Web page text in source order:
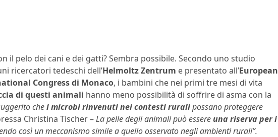
il pelo dei cani e dei gatti? Sembra possibile. Secondo uno studio
ricercatori tedeschi dell’Helmoltz Zentrum e presentato all’European
Congress di Monaco, i bambini che nei primi tre mesi di vita
di questi animali hanno meno possibilità di soffrire di asma con la
chei microbi rinvenuti nei contesti ruralipossano proteggere
Christina Tischer –La pelle degli animali può essere una riserva per i
così un meccanismo simile a quello osservato negli ambienti rurali”.